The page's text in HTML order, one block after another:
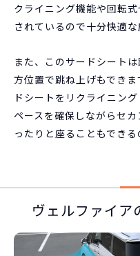
クライニング機能や回転
されているので十分快適
また、このサードシート
方位置で跳ね上げもでき
ドシートをリクライニン
ペースを確保しながらセ
ったりと座ることもできる
ヴェルファイア